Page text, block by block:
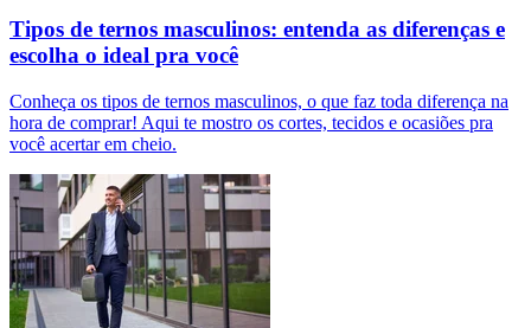
Tipos de ternos masculinos: entenda as diferenças e
escolha o ideal pra você
Conheça os tipos de ternos masculinos, o que faz toda diferença na
hora de comprar! Aqui te mostro os cortes, tecidos e ocasiões pra
você acertar em cheio.